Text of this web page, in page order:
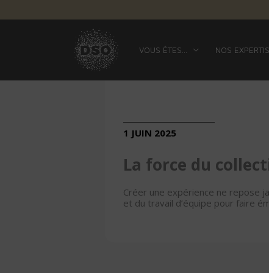
VOUS ÊTES… NOS
1 JUIN 2025
La force du
Créer une expérience ne repose
et du travail d’équipe pour faire